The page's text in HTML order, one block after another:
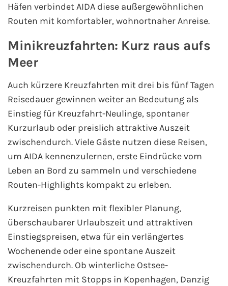
Fähre nach Norwegen
Fähre nach Finnland
Fähre nach England
Fähre nach Litauen
Fähre nach Lettland
Wissenswertes
Kreuzfahrt-Newsletter
Kreuzfahrt-Kalender
Kreuzfahrt-Bücher
Kreuzfahrt gewinnen
Häfen verbindet AIDA diese außergewöhnlichen
Routen mit komfortabler, wohnortnaher Anreise.
Minikreuzfahrten: Kurz raus aufs
Meer
Auch kürzere Kreuzfahrten mit drei bis fünf Tagen
Reisedauer gewinnen weiter an Bedeutung als
Einstieg für Kreuzfahrt-Neulinge, spontaner
Kurzurlaub oder preislich attraktive Auszeit
zwischendurch. Viele Gäste nutzen diese Reisen,
um AIDA kennenzulernen, erste Eindrücke vom
Leben an Bord zu sammeln und verschiedene
Routen-Highlights kompakt zu erleben.
Kurzreisen punkten mit flexibler Planung,
überschaubarer Urlaubszeit und attraktiven
Einstiegspreisen, etwa für ein verlängertes
Wochenende oder eine spontane Auszeit
zwischendurch. Ob winterliche Ostsee-
Kreuzfahrten mit Stopps in Kopenhagen, Danzig